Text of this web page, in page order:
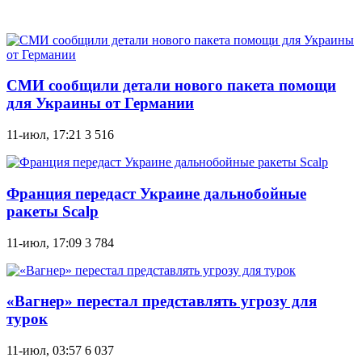
СМИ сообщили детали нового пакета помощи
для Украины от Германии
11-июл, 17:21 3 516
Франция передаст Украине дальнобойные
ракеты Scalp
11-июл, 17:09 3 784
«Вагнер» перестал представлять угрозу для
турок
11-июл, 03:57 6 037